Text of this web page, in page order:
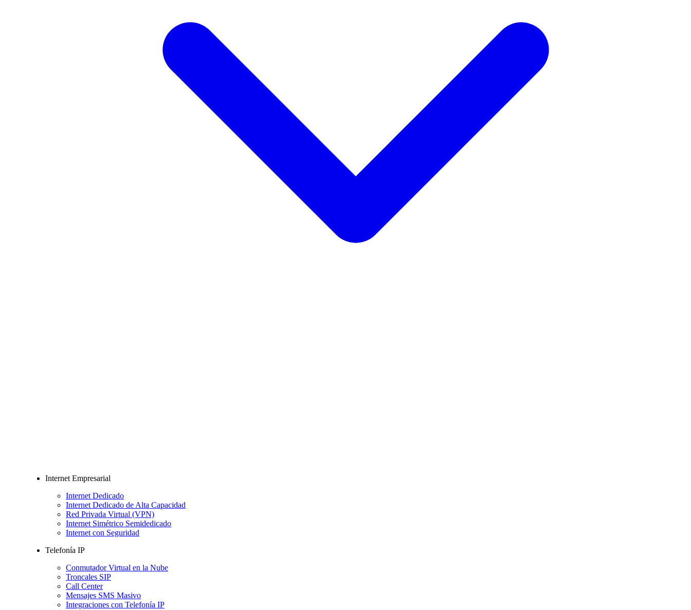
Internet Empresarial
Internet Dedicado
Internet Dedicado de Alta Capacidad
Red Privada Virtual (VPN)
Internet Simétrico Semidedicado
Internet con Seguridad
Telefonía IP
Conmutador Virtual en la Nube
Troncales SIP
Call Center
Mensajes SMS Masivo
Integraciones con Telefonía IP